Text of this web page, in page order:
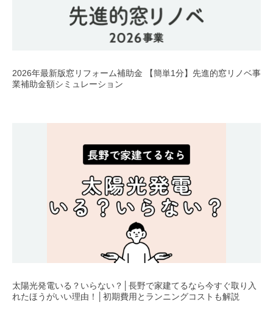
2026年最新版窓リフォーム補助金 【簡単1分】先進的窓リノベ事
業補助金額シミュレーション
太陽光発電いる？いらない？│長野で家建てるなら今すぐ取り入
れたほうがいい理由！│初期費用とランニングコストも解説